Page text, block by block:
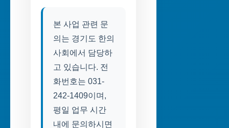
본 사업 관련 문
의는 경기도 한의
사회에서 담당하
고 있습니다. 전
화번호는 031-
242-1409이며,
평일 업무 시간
내에 문의하시면